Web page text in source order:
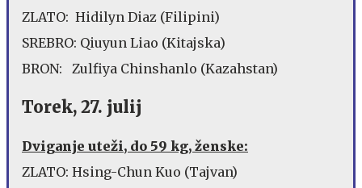
ZLATO: Hidilyn Diaz (Filipini)
SREBRO: Qiuyun Liao (Kitajska)
BRON: Zulfiya Chinshanlo (Kazahstan)
Torek, 27. julij
Dviganje uteži, do 59 kg, ženske:
ZLATO: Hsing-Chun Kuo (Tajvan)